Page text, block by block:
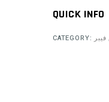
QUICK INFO
CATEGORY: